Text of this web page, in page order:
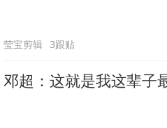
莹宝剪辑 3跟贴
邓超：这就是我这辈子